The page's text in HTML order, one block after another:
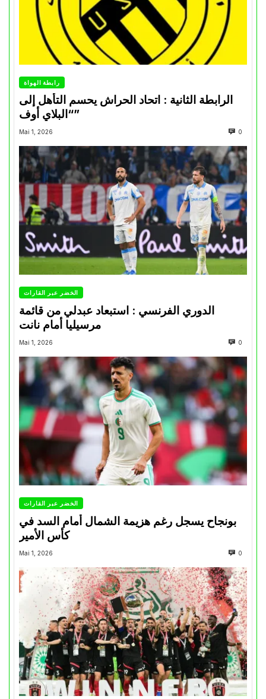
رابطة الهواة
الرابطة الثانية : اتحاد الحراش يحسم التأهل إلى
“البلاي أوف”
Mai 1, 2026 0
الخضر عبر القارات
الدوري الفرنسي : استبعاد عبدلي من قائمة
مرسيليا أمام نانت
Mai 1, 2026 0
الخضر عبر القارات
بونجاح يسجل رغم هزيمة الشمال أمام السد في
كأس الأمير
Mai 1, 2026 0